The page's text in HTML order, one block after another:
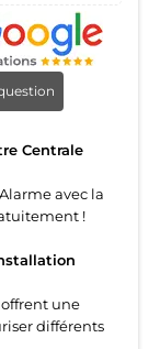
Centrale
avec la
!
une
différents